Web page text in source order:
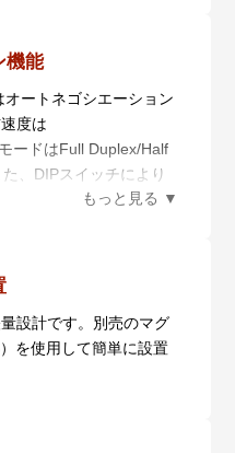
機能
ートネゴシエーション
度は
ードはFull Duplex/Half
、DIPスイッチにより
を無効（100M Full
STでは、次のハー
をサポートし
ェアリビジョンRev. J
ェアリビジョンRev. K
では、本ポートは
設計です。別売のマグ
を使用して簡単に設置